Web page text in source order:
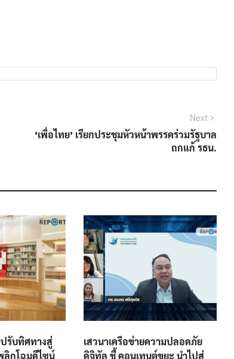
Next
‘เพื่อไทย’ เรียกประชุมหัวหน้าพรรคร่วมรัฐบาล
ถกแก้ รธน.
ปรับทิศทางสู่
ลิกโฉมดีไซน์
เสวนาเครือข่ายความปลอดภัย
ดิจิทัล ชี้ คอนเทนต์ขยะ นำไปสู่